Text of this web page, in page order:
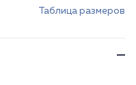
Таблица размеров